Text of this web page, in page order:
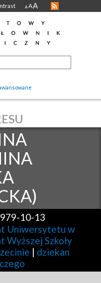
A AA
10-13
Uniwersytetu w
Wyższej Szkoły
| dziekan